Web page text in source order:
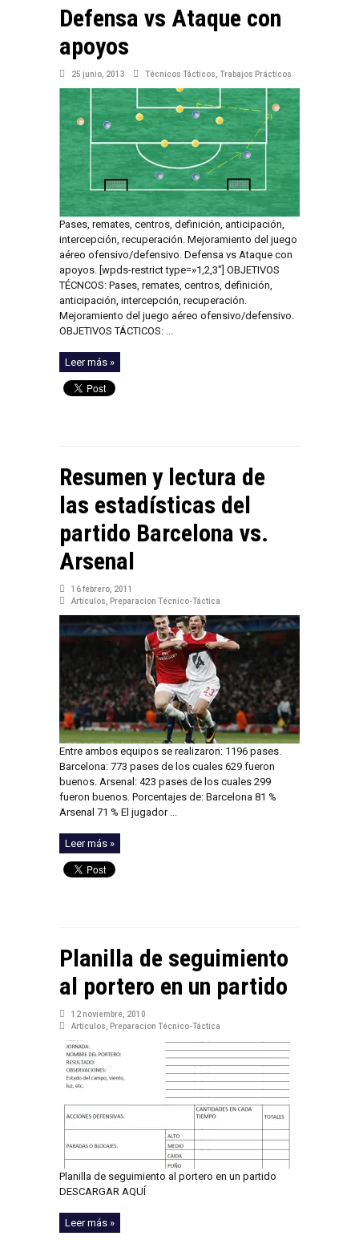
Defensa vs Ataque con
apoyos
25 junio, 2013 Técnicos Tácticos Trabajos Prácticos
Pases, remates, centros, definición, anticipación,
intercepción, recuperación. Mejoramiento del juego
aéreo ofensivo/defensivo. Defensa vs Ataque con
apoyos. [wpds-restrict type=»1,2,3″] OBJETIVOS
TÉCNCOS: Pases, remates, centros, definición,
anticipación, intercepción, recuperación.
Mejoramiento del juego aéreo ofensivo/defensivo.
OBJETIVOS TÁCTICOS: ...
Leer más »
Resumen y lectura de
las estadísticas del
partido Barcelona vs.
Arsenal
16 febrero, 2011
Artículos
Preparacion Técnico-Táctica
Entre ambos equipos se realizaron: 1196 pases.
Barcelona: 773 pases de los cuales 629 fueron
buenos. Arsenal: 423 pases de los cuales 299
fueron buenos. Porcentajes de: Barcelona 81 %
Arsenal 71 % El jugador ...
Leer más »
Planilla de seguimiento
al portero en un partido
12 noviembre, 2010
Artículos
Preparacion Técnico-Táctica
Planilla de seguimiento al portero en un partido
DESCARGAR AQUÍ
Leer más »